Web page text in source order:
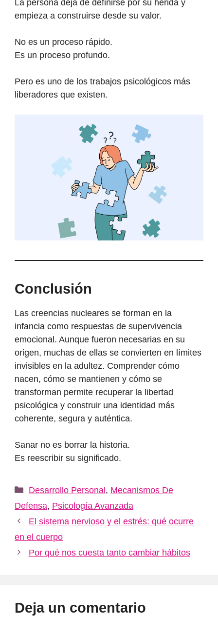
La persona deja de definirse por su herida y
empieza a construirse desde su valor.
No es un proceso rápido.
Es un proceso profundo.
Pero es uno de los trabajos psicológicos más
liberadores que existen.
Conclusión
Las creencias nucleares se forman en la
infancia como respuestas de supervivencia
emocional. Aunque fueron necesarias en su
origen, muchas de ellas se convierten en límites
invisibles en la adultez. Comprender cómo
nacen, cómo se mantienen y cómo se
transforman permite recuperar la libertad
psicológica y construir una identidad más
coherente, segura y auténtica.
Sanar no es borrar la historia.
Es reescribir su significado.
Categorías
Desarrollo Personal, Mecanismos De
Defensa, Psicología Avanzada
El sistema nervioso y el estrés: qué ocurre
en el cuerpo
Por qué nos cuesta tanto cambiar hábitos
Deja un comentario